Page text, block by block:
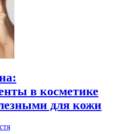
в косметике
для кожи